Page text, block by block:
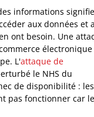
informations signifie
aux données et
ont besoin. Une
électronique
L'attaque de
le NHS du
de disponibilité : les
pas fonctionner car